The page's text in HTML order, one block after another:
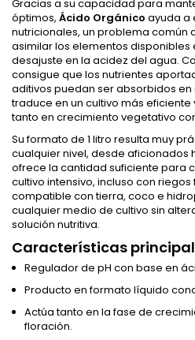
Gracias a su capacidad para
óptimos, Ácido Orgánico ayuda a
nutricionales, un problema común
asimilar los elementos disponibles
desajuste en la acidez del agua.
consigue que los nutrientes
aditivos puedan ser absorbidos en
traduce en un cultivo más
tanto en crecimiento vegetativo
Su formato de 1 litro resulta muy
cualquier nivel, desde aficionados
ofrece la cantidad suficiente para
cultivo intensivo, incluso con riegos
compatible con tierra, coco e
cualquier medio de cultivo sin
solución nutritiva.
Características
Regulador de pH con base en
Producto en formato líquido
Actúa tanto en la fase de
floración.